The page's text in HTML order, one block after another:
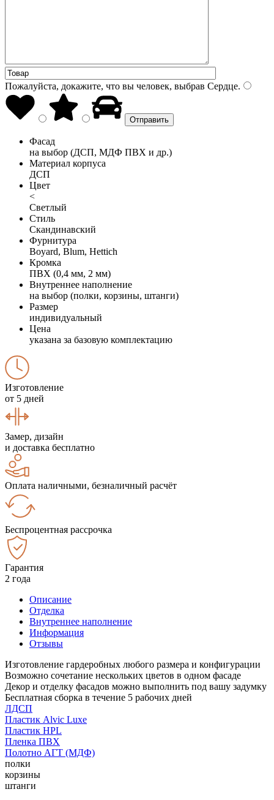
Пожалуйста, докажите, что вы человек, выбрав Сердце.
Фасад
на выбор (ДСП, МДФ ПВХ и др.)
Материал корпуса
ДСП
Цвет
<
Светлый
Стиль
Скандинавский
Фурнитура
Boyard, Blum, Hettich
Кромка
ПВХ (0,4 мм, 2 мм)
Внутреннее наполнение
на выбор (полки, корзины, штанги)
Размер
индивидуальный
Цена
указана за базовую комплектацию
Изготовление
от 5 дней
Замер, дизайн
и доставка бесплатно
Оплата наличными, безналичный расчёт
Беспроцентная рассрочка
Гарантия
2 года
Описание
Отделка
Внутреннее наполнение
Информация
Отзывы
Изготовление гардеробных любого размера и конфигурации
Возможно сочетание нескольких цветов в одном фасаде
Декор и отделку фасадов можно выполнить под вашу задумку
Бесплатная сборка в течение 5 рабочих дней
ЛДСП
Пластик Alvic Luxe
Пластик HPL
Пленка ПВХ
Полотно АГТ (МДФ)
полки
корзины
штанги